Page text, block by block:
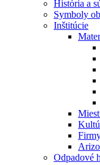
História a
Symboly
Inštitúcie
Odpadové